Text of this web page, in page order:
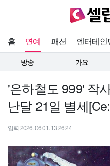
홈 연예 패션 엔터테인
방송 가요
'은하철도 999' 작
난달 21일 별세
입력 2026. 06.01. 13:26:24